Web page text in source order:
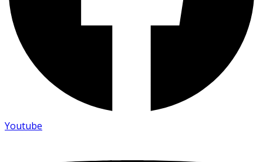
Youtube